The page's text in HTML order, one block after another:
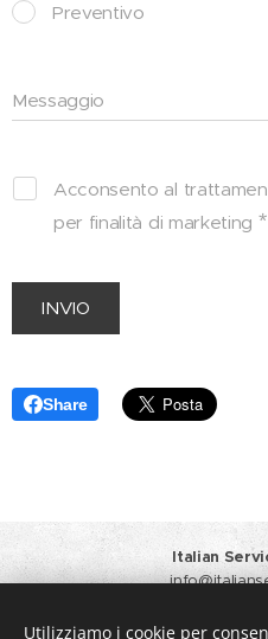
Preventivo
Messaggio
Acconsento al
per finalità di marketing
INVIO
Share
Italian
Amministrazione+39 031
Utilizziamo i cookie per